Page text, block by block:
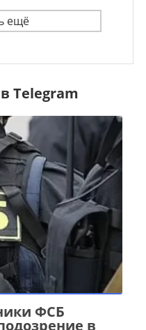
ещё
Telegram
ФСБ
в